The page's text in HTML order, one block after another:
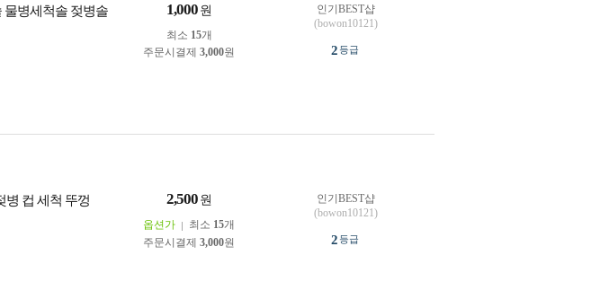
물병세척솔 젖병솔 1,000 원
최소 15개
주문시결제 3,000원
인기BEST샵
(bowon10121)
2등급
병 컵 세척 뚜껑 2,500 원
옵션가 최소 15개
주문시결제 3,000원
인기BEST샵
(bowon10121)
2등급